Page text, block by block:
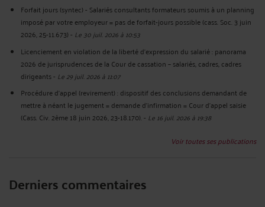
Forfait jours (syntec) - Salariés consultants formateurs soumis à un planning
imposé par votre employeur = pas de forfait-jours possible (cass. Soc. 3 juin
2026, 25-11.673)- Le 30 juil. 2026 à 10:53
Licenciement en violation de la liberté d’expression du salarié : panorama
2026 de jurisprudences de la Cour de cassation – salariés, cadres, cadres
dirigeants- Le 29 juil. 2026 à 11:07
Procédure d’appel (revirement) : dispositif des conclusions demandant de
mettre à néant le jugement = demande d’infirmation = Cour d’appel saisie
(Cass. Civ. 2ème 18 juin 2026, 23-18.170).- Le 16 juil. 2026 à 19:38
Voir toutes ses publications
Derniers commentaires